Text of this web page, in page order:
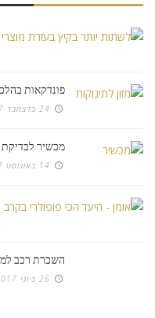
פונדקאות
24 בדצמבר 2017
מכשיר לבדיקת
14 באוגוסט 2017
השכרת רכב
26 ביוני 2017